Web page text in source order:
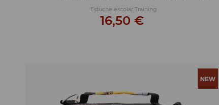
Estuche escolar Training
16,50 €